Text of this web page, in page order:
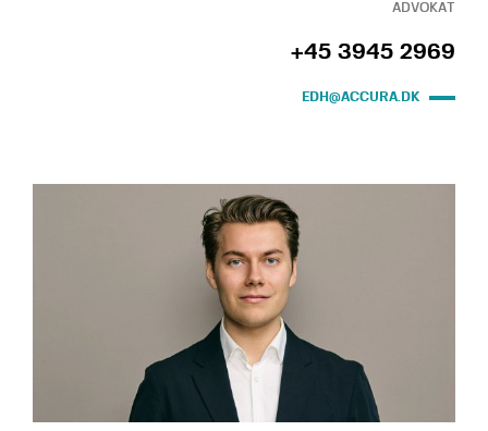
ADVOKAT
+45 3945 2969
EDH@ACCURA.DK